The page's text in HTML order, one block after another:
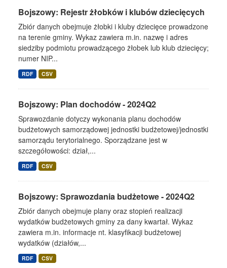
Bojszowy: Rejestr żłobków i klubów dziecięcych
Zbiór danych obejmuje żłobki i kluby dziecięce prowadzone
na terenie gminy. Wykaz zawiera m.in. nazwę i adres
siedziby podmiotu prowadzącego żłobek lub klub dziecięcy;
numer NIP...
RDF CSV
Bojszowy: Plan dochodów - 2024Q2
Sprawozdanie dotyczy wykonania planu dochodów
budżetowych samorządowej jednostki budżetowej/jednostki
samorządu terytorialnego. Sporządzane jest w
szczegółowości: dział,...
RDF CSV
Bojszowy: Sprawozdania budżetowe - 2024Q2
Zbiór danych obejmuje plany oraz stopień realizacji
wydatków budżetowych gminy za dany kwartał. Wykaz
zawiera m.in. informacje nt. klasyfikacji budżetowej
wydatków (działów,...
RDF CSV